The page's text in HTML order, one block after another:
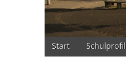
Main
menu
Skip
to
Start Schulprofil